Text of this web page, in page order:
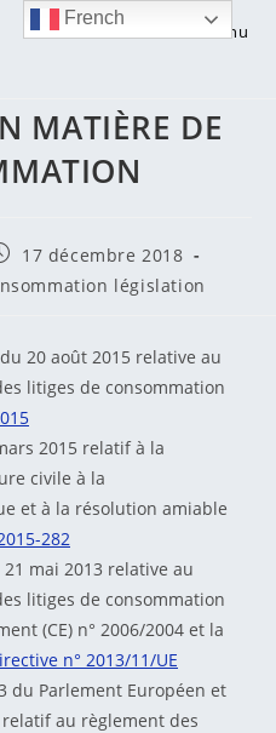
Menu
A LA
MATIÈRE DE
17 décembre 2018
législation
20 août 2015 relative au
litiges de consommation
2015 relatif à la
civile à la
et à la résolution amiable
282
mai 2013 relative au
litiges de consommation
(CE) n° 2006/2004 et la
n° 2013/11/UE
du Parlement Européen et
au règlement des
French